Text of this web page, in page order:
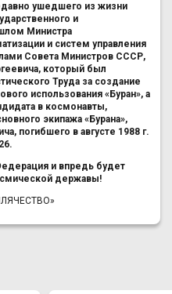
ушедшего из жизни
и
Министра
и систем управления
Совета Министров СССР,
который был
Труда за создание
использования «Буран», а
в космонавты,
экипажа «Бурана»,
погибшего в августе 1988 г.
и впредь будет
державы!